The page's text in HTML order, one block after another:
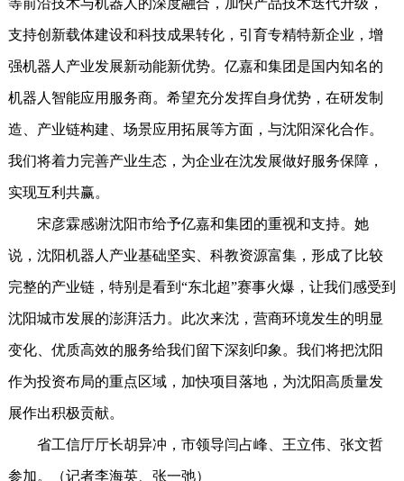
等前沿技术与机器人的深度融合，加快产品技术迭代升级，
支持创新载体建设和科技成果转化，引育专精特新企业，增
强机器人产业发展新动能新优势。亿嘉和集团是国内知名的
机器人智能应用服务商。希望充分发挥自身优势，在研发制
造、产业链构建、场景应用拓展等方面，与沈阳深化合作。
我们将着力完善产业生态，为企业在沈发展做好服务保障，
实现互利共赢。
宋彦霖感谢沈阳市给予亿嘉和集团的重视和支持。她
说，沈阳机器人产业基础坚实、科教资源富集，形成了比较
完整的产业链，特别是看到“东北超”赛事火爆，让我们感受到
沈阳城市发展的澎湃活力。此次来沈，营商环境发生的明显
变化、优质高效的服务给我们留下深刻印象。我们将把沈阳
作为投资布局的重点区域，加快项目落地，为沈阳高质量发
展作出积极贡献。
省工信厅厅长胡异冲，市领导闫占峰、王立伟、张文哲
参加。（记者李海英、张一弛）